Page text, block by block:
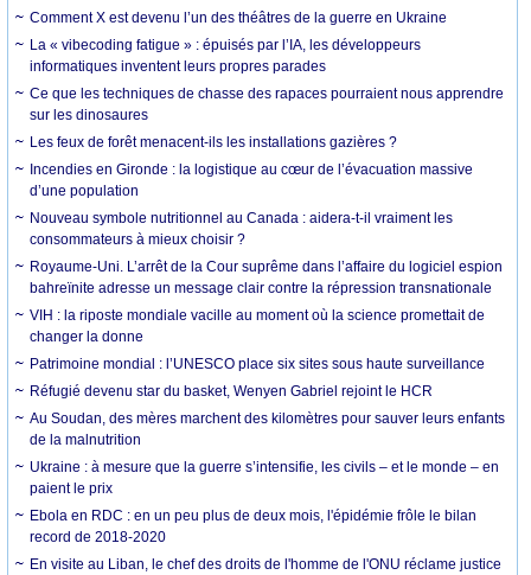
Comment X est devenu l’un des théâtres de la guerre en Ukraine
La « vibecoding fatigue » : épuisés par l’IA, les développeurs
informatiques inventent leurs propres parades
Ce que les techniques de chasse des rapaces pourraient nous apprendre
sur les dinosaures
Les feux de forêt menacent-ils les installations gazières ?
Incendies en Gironde : la logistique au cœur de l’évacuation massive
d’une population
Nouveau symbole nutritionnel au Canada : aidera-t-il vraiment les
consommateurs à mieux choisir ?
Royaume-Uni. L’arrêt de la Cour suprême dans l’affaire du logiciel espion
bahreïnite adresse un message clair contre la répression transnationale
VIH : la riposte mondiale vacille au moment où la science promettait de
changer la donne
Patrimoine mondial : l’UNESCO place six sites sous haute surveillance
Réfugié devenu star du basket, Wenyen Gabriel rejoint le HCR
Au Soudan, des mères marchent des kilomètres pour sauver leurs enfants
de la malnutrition
Ukraine : à mesure que la guerre s’intensifie, les civils – et le monde – en
paient le prix
Ebola en RDC : en un peu plus de deux mois, l'épidémie frôle le bilan
record de 2018-2020
En visite au Liban, le chef des droits de l'homme de l'ONU réclame justice